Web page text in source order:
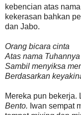
kebencian atas
kekerasan bahkan
dan Jabo.
Orang bicara cinta
Atas nama Tuhannya
Sambil menyiksa
Berdasarkan
Mereka pun bekerja.
Bento. Iwan sempat